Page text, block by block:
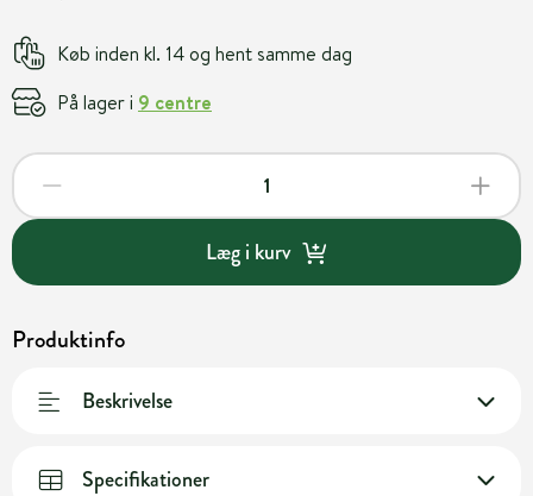
Køb inden kl. 14 og hent samme dag
På lager i 9 centre
Læg i kurv
Produktinfo
Beskrivelse
Specifikationer